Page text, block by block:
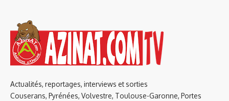
Actualités, reportages, interviews et sorties
Couserans, Pyrénées, Volvestre, Toulouse-Garonne, Portes